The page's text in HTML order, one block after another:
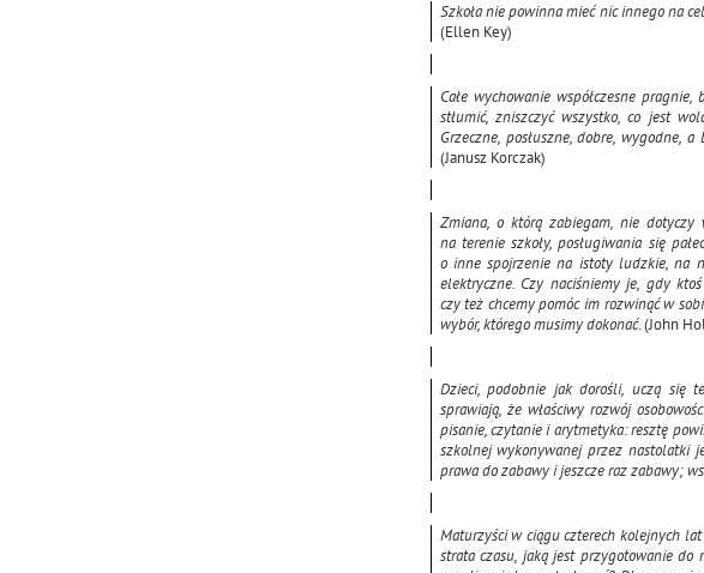
Szkoła nie powinna mieć nic innego na
(Ellen Key)
Całe wychowanie współczesne
stłumić, zniszczyć wszystko, co jest
Grzeczne, posłuszne, dobre,
(Janusz Korczak)
Zmiana, o którą zabiegam, nie
na terenie szkoły, posługiwania się
o inne spojrzenie na istoty ludzkie, na
elektryczne. Czy naciśniemy je, gdy
czy też chcemy pomóc im rozwinąć w
wybór, którego musimy dokonać. (John
Dzieci, podobnie jak dorośli, uczą się
sprawiają, że właściwy rozwój
pisanie, czytanie i arytmetyka: resztę
szkolnej wykonywanej przez nastolatki
prawa do zabawy i jeszcze raz zabawy;
Maturzyści w ciągu czterech kolejnych
strata czasu, jaką jest przygotowanie